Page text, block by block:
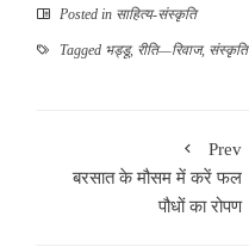
Posted in साहित्‍य-संस्कृति
Tagged भड्डू, रीति—रिवाज, संस्कृति
Prev
बरसात के मौसम में करें फल
पौधों का रोपण